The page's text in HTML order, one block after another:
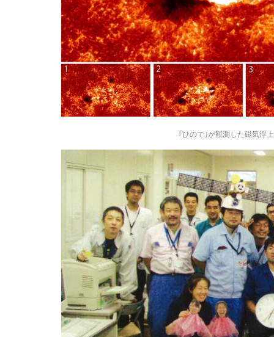
｢ひので｣が観測した磁気浮